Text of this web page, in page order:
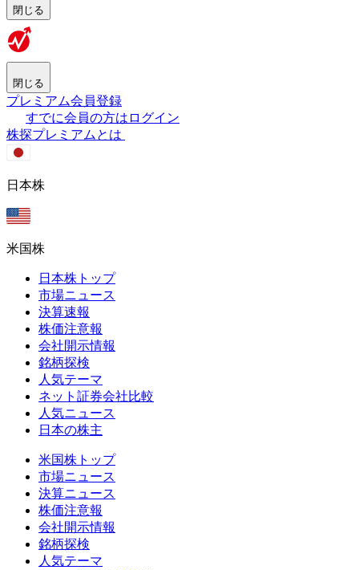
閉じる
閉じる
プレミアム会員登録
すでに会員の方はログイン
株探プレミアムとは
日本株
米国株
日本株トップ
市場ニュース
決算速報
株価注意報
会社開示情報
銘柄探検
人気テーマ
ネット証券会社比較
人気ニュース
日本の株主
米国株トップ
市場ニュース
決算ニュース
株価注意報
会社開示情報
銘柄探検
人気テーマ